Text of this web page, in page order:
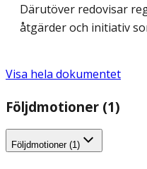
Därutöver redovisar
åtgärder och initiativ
Visa hela dokumentet
Följdmotioner (1)
Följdmotioner (1)